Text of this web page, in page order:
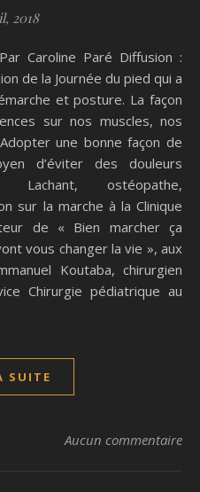
2018
de la Journée du pied qui a
et posture. La façon
sur nos muscles, nos
une bonne façon de
d’éviter des douleurs
Lachant, ostéopathe,
sur la marche à la Clinique
de « Bien marcher ça
vous changer la vie », aux
Koutaba, chirurgien
Chirurgie pédiatrique au
SUITE
Aucun commentaire